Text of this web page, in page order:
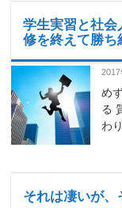
学生実習と社
修を終えて勝ち
2017
め
る
わ
それは凄いが